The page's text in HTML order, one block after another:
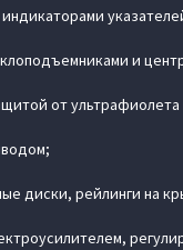
и
от ультрафиолета
диски, рейлинги на